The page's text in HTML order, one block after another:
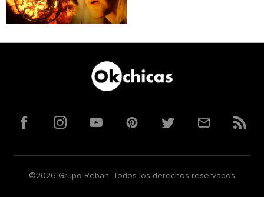
FacebookInstagramYouTubePinterestTwitterCorreoRSS
©2026 Grupo Reban. Todos los derechos reservados